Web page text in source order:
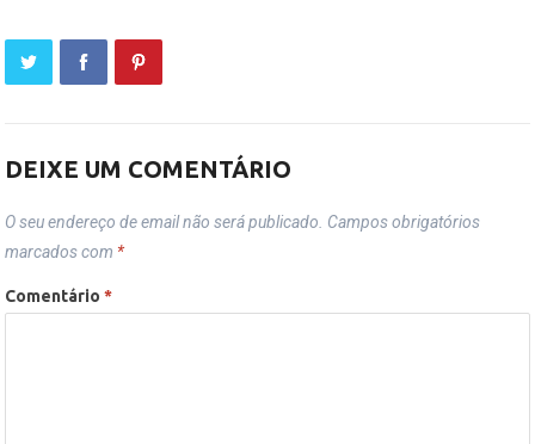
DEIXE UM COMENTÁRIO
O seu endereço de email não será publicado. Campos obrigatórios
marcados com *
Comentário*